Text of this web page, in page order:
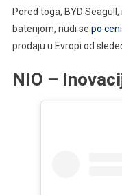
Pored toga, BYD
baterijom, nudi se po
prodaju u Evropi od
NIO –